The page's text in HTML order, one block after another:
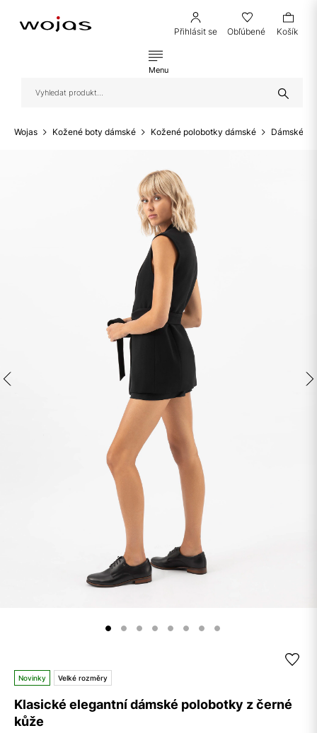
Přihlásit se Obľúbené Košík
Menu
Wojas Kožené boty dámské Kožené polobotky dámské Dámské
Novinky Velké rozměry
Klasické elegantní dámské polobotky z černé
kůže